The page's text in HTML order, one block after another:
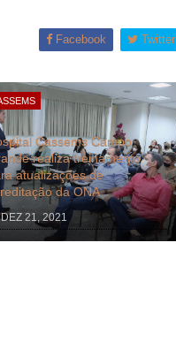
Facebook Twitter
Cassems Campo
realiza treinamento
atualizações de
da ONA
DEZ 21, 2021